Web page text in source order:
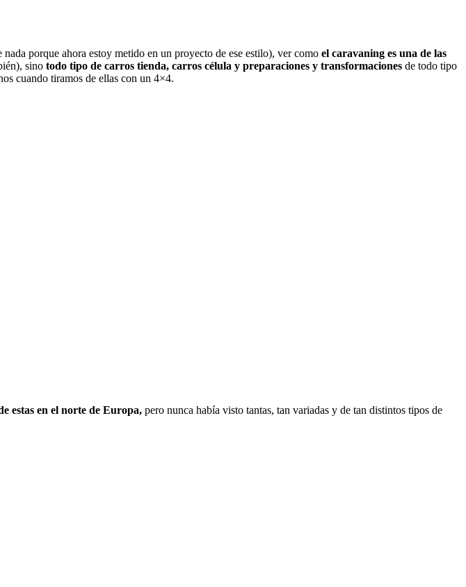
porque ahora estoy metido en un proyecto de ese estilo), ver como el caravaning es una de las
sino todo tipo de carros tienda, carros célula y preparaciones y transformaciones de todo tipo
cuando tiramos de ellas con un 4×4.
estas en el norte de Europa, pero nunca había visto tantas, tan variadas y de tan distintos tipos de